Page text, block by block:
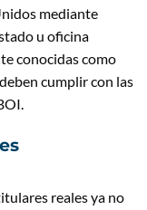
mediante
u oficina
conocidas como
cumplir con las
reales ya no